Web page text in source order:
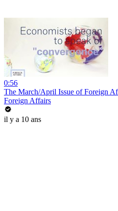
0:56
The March/April Issue of Foreign
Foreign Affairs
il y a 10 ans